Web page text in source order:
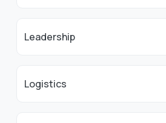
Leadership
Logistics